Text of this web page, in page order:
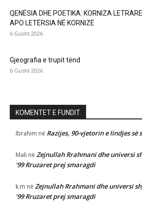
QENËSIA DHE POETIKA: KORNIZA LETRARE
APO LETËRSIA NË KORNIZË
6 Gusht 2026
Gjeografia e trupit tënd
6 Gusht 2026
KOMENTET E FUNDIT
Ibrahim në Razijes, 90-vjetorin e lindjes së
Mali në Zejnullah Rrahmani dhe universi
‘99 Rruzaret prej smaragdi
k.m në Zejnullah Rrahmani dhe universi
‘99 Rruzaret prej smaragdi